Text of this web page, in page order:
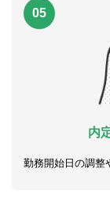
05
内
勤務開始日の調整